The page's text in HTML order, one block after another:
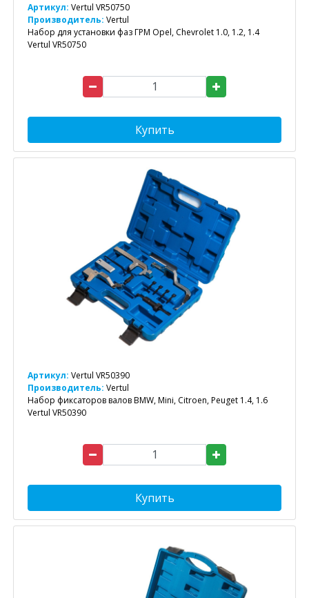
Артикул: Vertul VR50750
Производитель: Vertul
Набор для установки фаз ГРМ Opel, Chevrolet 1.0, 1.2, 1.4
Vertul VR50750
Купить
Артикул: Vertul VR50390
Производитель: Vertul
Набор фиксаторов валов BMW, Mini, Citroen, Peuget 1.4, 1.6
Vertul VR50390
Купить